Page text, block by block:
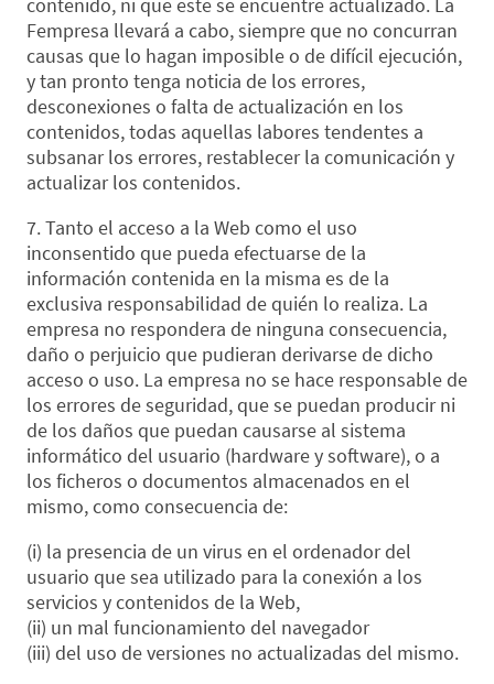
contenido, ni que este se encuentre actualizado. La
Fempresa llevará a cabo, siempre que no concurran
causas que lo hagan imposible o de difícil ejecución,
y tan pronto tenga noticia de los errores,
desconexiones o falta de actualización en los
contenidos, todas aquellas labores tendentes a
subsanar los errores, restablecer la comunicación y
actualizar los contenidos.
7. Tanto el acceso a la Web como el uso
inconsentido que pueda efectuarse de la
información contenida en la misma es de la
exclusiva responsabilidad de quién lo realiza. La
empresa no respondera de ninguna consecuencia,
daño o perjuicio que pudieran derivarse de dicho
acceso o uso. La empresa no se hace responsable de
los errores de seguridad, que se puedan producir ni
de los daños que puedan causarse al sistema
informático del usuario (hardware y software), o a
los ficheros o documentos almacenados en el
mismo, como consecuencia de:
(i) la presencia de un virus en el ordenador del
usuario que sea utilizado para la conexión a los
servicios y contenidos de la Web,
(ii) un mal funcionamiento del navegador
(iii) del uso de versiones no actualizadas del mismo.